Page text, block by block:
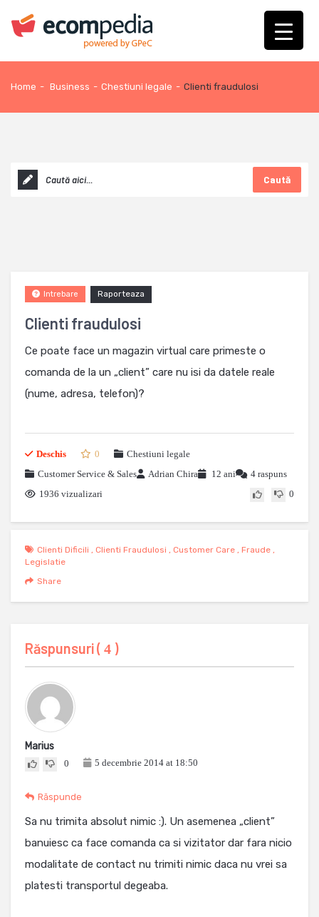
Home - Business - Chestiuni legale - Clienti fraudulosi
Caută
Clienti fraudulosi
Raporteaza
Intrebare
Ce poate face un magazin virtual care primeste o
comanda de la un „client” care nu isi da datele reale
(nume, adresa, telefon)?
Deschis 0
Chestiuni legale
Customer Service & Sales
Adrian Chira 12 ani
4 raspuns
1936 vizualizari
0
Clienti Dificili , Clienti Fraudulosi , Customer Care , Fraude ,
Legislatie
Share
Răspunsuri ( 4 )
Marius
0 5 decembrie 2014 at 18:50
Răspunde
Sa nu trimita absolut nimic :). Un asemenea „client”
banuiesc ca face comanda ca si vizitator dar fara nicio
modalitate de contact nu trimiti nimic daca nu vrei sa
platesti transportul degeaba.